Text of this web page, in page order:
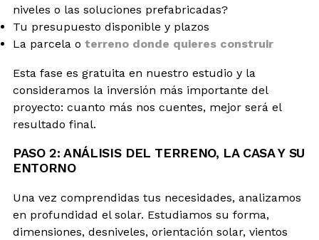
niveles o las soluciones prefabricadas?
Tu presupuesto disponible y plazos
La parcela o terreno donde quieres construir
Esta fase es gratuita en nuestro estudio y la
consideramos la inversión más importante del
proyecto: cuanto más nos cuentes, mejor será el
resultado final.
PASO 2: ANÁLISIS DEL TERRENO, LA CASA Y SU
ENTORNO
Una vez comprendidas tus necesidades, analizamos
en profundidad el solar. Estudiamos su forma,
dimensiones, desniveles, orientación solar, vientos